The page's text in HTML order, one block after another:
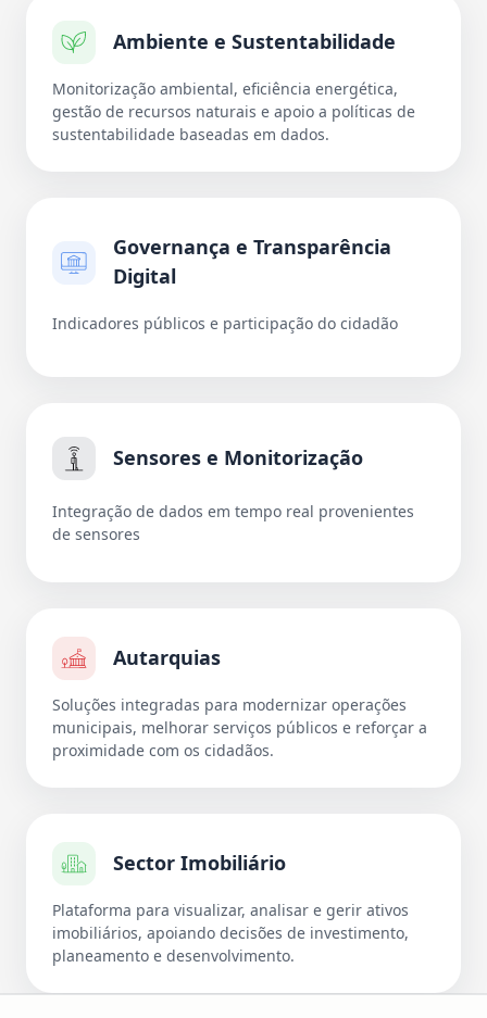
Ambiente e Sustentabilidade
Monitorização ambiental, eficiência energética,
gestão de recursos naturais e apoio a políticas de
sustentabilidade baseadas em dados.
Governança e Transparência
Digital
Indicadores públicos e participação do cidadão
Sensores e Monitorização
Integração de dados em tempo real provenientes
de sensores
Autarquias
Soluções integradas para modernizar operações
municipais, melhorar serviços públicos e reforçar a
proximidade com os cidadãos.
Sector Imobiliário
Plataforma para visualizar, analisar e gerir ativos
imobiliários, apoiando decisões de investimento,
planeamento e desenvolvimento.